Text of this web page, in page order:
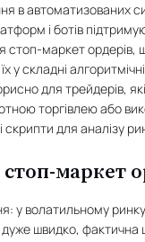
в автоматизованих
і ботів
стоп-маркет ордерів,
у складні
для трейдерів,
торгівлею або
скрипти для аналізу
маркет
у волатильному
швидко, фактична